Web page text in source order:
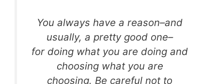
You always have a reason–and
usually, a pretty good one–
for doing what you are doing and
choosing what you are
choosing. Be careful not to